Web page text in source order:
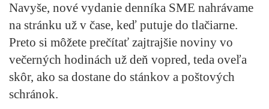
Navyše, nové vydanie denníka SME nahrávame
na stránku už v čase, keď putuje do tlačiarne.
Preto si môžete prečítať zajtrajšie noviny vo
večerných hodinách už deň vopred, teda oveľa
skôr, ako sa dostane do stánkov a poštových
schránok.